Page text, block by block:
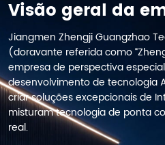
Visão geral da
Jiangmen Zhengji Guangzhao
(doravante referida como
empresa de perspectiva
desenvolvimento de tecnologia
criar soluções excepcionais de
misturam tecnologia de ponta
real.